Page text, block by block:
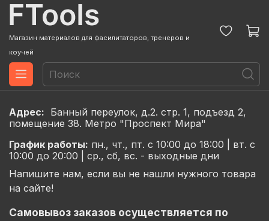
Магазин материалов для фасилитаторов, тренеров и
коучей
Адрес: Банный переулок, д.2. стр. 1, подъезд 2,
помещение 38. Метро "Проспект Мира"
График работы: пн., чт., пт. с 10:00 до 18:00 | вт. с
10:00 до 20:00 | ср., сб, вс. - выходные дни
Напишите нам, если вы не нашли нужного товара
на сайте!
Самовывоз заказов осуществляется по